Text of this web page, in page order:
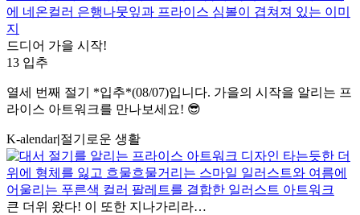
드디어 가을 시작!
13 입추
열세 번째 절기 *입추*(08/07)입니다. 가을의 시작을 알리는 프
라이스 아트워크를 만나보세요! 😎
K-alendar|절기로운 생활
큰 더위 왔다! 이 또한 지나가리라…